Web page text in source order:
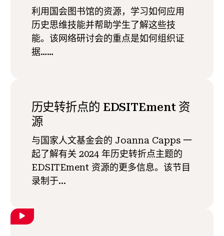
利用国会图书馆的资源，学习如何应用
历史思维技能并帮助学生了解这些技
能。该网络研讨会的重点是如何组织证
据……
历史转折点的 EDSITEment 资
源
与国家人文基金会的 Joanna Capps 一
起了解有关 2024 年历史转折点主题的
EDSITEment 资源的更多信息。该节目
录制于...